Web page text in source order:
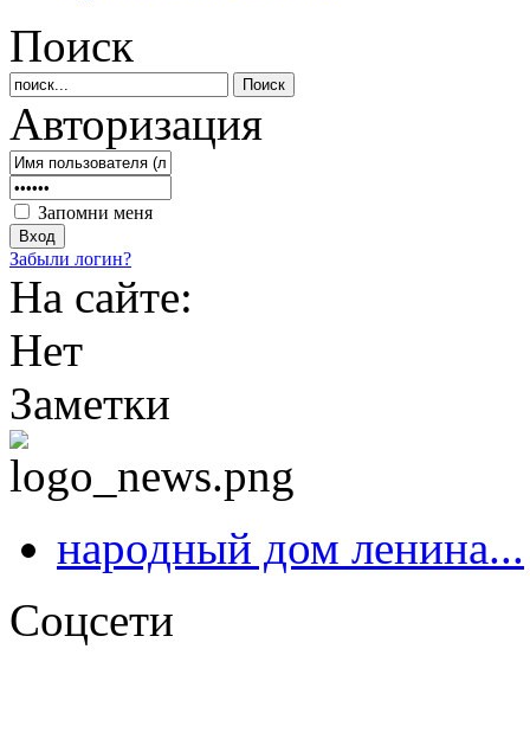
Поиск
Авторизация
Запомни меня
Забыли логин?
На сайте:
Нет
Заметки
народный дом ленина...
Соцсети